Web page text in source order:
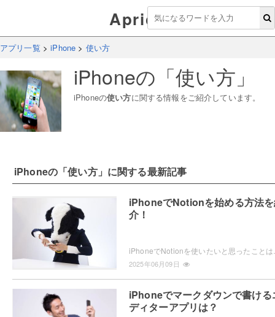
Aprico
アプリ一覧 >iPhone > 使い方
iPhoneの「使い方 」
iPhoneの使い方に関する情報をご紹介しています。
iPhoneの「使い方」に関する最新記事
iPhoneでNotionを始める方法
介！
2025年06月09日
iPhoneでマークダウンで書ける
ディターアプリは？